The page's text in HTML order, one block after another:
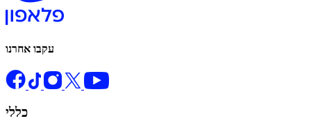
עקבו אחרנו
כללי